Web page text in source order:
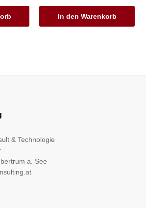
In den Warenkorb
& Technologie
a. See